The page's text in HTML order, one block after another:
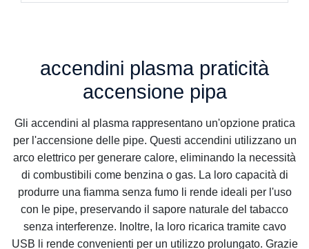
accendini plasma praticità
accensione pipa
Gli accendini al plasma rappresentano un'opzione pratica
per l'accensione delle pipe. Questi accendini utilizzano un
arco elettrico per generare calore, eliminando la necessità
di combustibili come benzina o gas. La loro capacità di
produrre una fiamma senza fumo li rende ideali per l'uso
con le pipe, preservando il sapore naturale del tabacco
senza interferenze. Inoltre, la loro ricarica tramite cavo
USB li rende convenienti per un utilizzo prolungato. Grazie